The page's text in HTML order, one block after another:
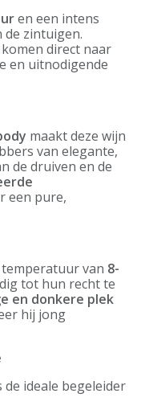
en een intens
de zintuigen.
komen direct naar
en uitnodigende
maakt deze wijn
van elegante,
de druiven en de
een pure,
van 8-
tot hun recht te
en donkere plek
hij jong
de ideale begeleider